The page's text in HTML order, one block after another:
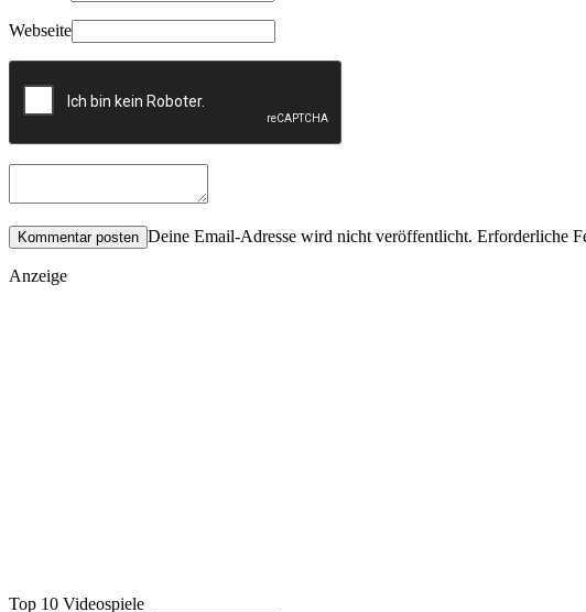
Webseite
Deine Email-Adresse wird nicht veröffentlicht. Erforderliche
Anzeige
Top 10 Videospiele